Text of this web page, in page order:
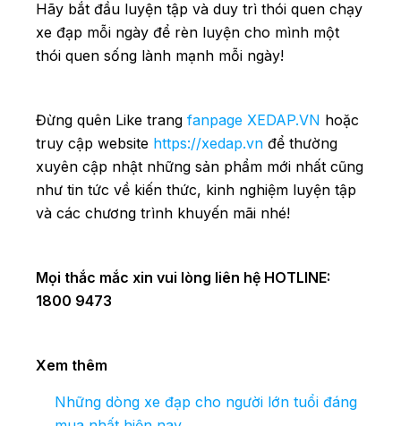
Hãy bắt đầu luyện tập và duy trì thói quen chạy
xe đạp mỗi ngày để rèn luyện cho mình một
thói quen sống lành mạnh mỗi ngày!
Đừng quên Like trang fanpage XEDAP.VN hoặc
truy cập website https://xedap.vn để thường
xuyên cập nhật những sản phẩm mới nhất cũng
như tin tức về kiến thức, kinh nghiệm luyện tập
và các chương trình khuyến mãi nhé!
Mọi thắc mắc xin vui lòng liên hệ HOTLINE:
1800 9473
Xem thêm
Những dòng xe đạp cho người lớn tuổi đáng